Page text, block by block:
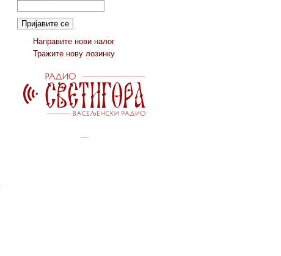
Направите нови налог
Тражите нову лозинку